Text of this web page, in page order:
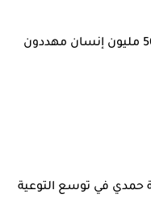
وزير الصحة يدق ناقوس الخطر: 50 مليون إنسان مهددون
حمدي في توسع التوعية